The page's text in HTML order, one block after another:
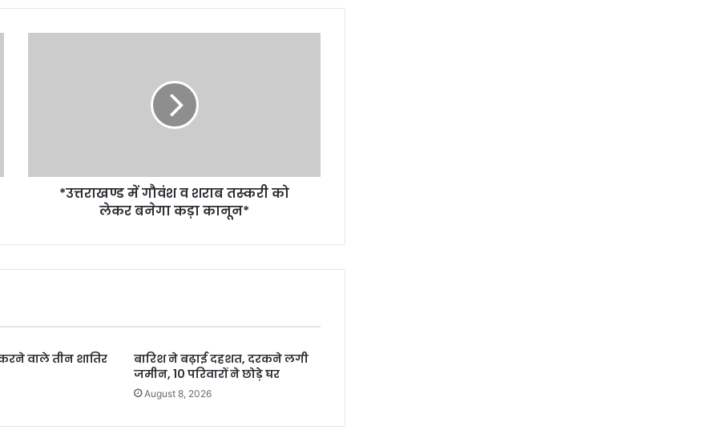
*उत्तराखण्ड में गौवंश व शराब तस्करी को
लेकर बनेगा कड़ा कानून*
वाले तीन शातिर
बारिश ने बढ़ाई दहशत, दरकने लगी
जमीन, 10 परिवारों ने छोड़े घर
August 8, 2026